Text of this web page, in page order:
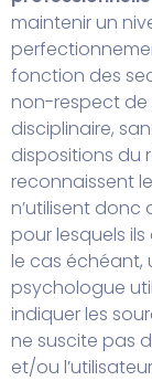
maintenir un
fonction des
non-respect
disciplinaire,
dispositions du
reconnaissent
n’utilisent donc
pour lesquels
le cas échéant,
psychologue
indiquer les
ne suscite pas
et/ou